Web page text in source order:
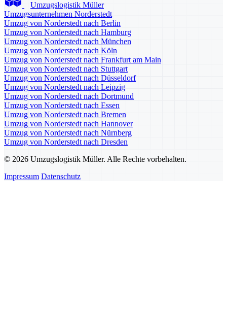
Umzugslogistik Müller
Umzugsunternehmen Norderstedt
Umzug von Norderstedt nach Berlin
Umzug von Norderstedt nach Hamburg
Umzug von Norderstedt nach München
Umzug von Norderstedt nach Köln
Umzug von Norderstedt nach Frankfurt am Main
Umzug von Norderstedt nach Stuttgart
Umzug von Norderstedt nach Düsseldorf
Umzug von Norderstedt nach Leipzig
Umzug von Norderstedt nach Dortmund
Umzug von Norderstedt nach Essen
Umzug von Norderstedt nach Bremen
Umzug von Norderstedt nach Hannover
Umzug von Norderstedt nach Nürnberg
Umzug von Norderstedt nach Dresden
© 2026 Umzugslogistik Müller. Alle Rechte vorbehalten.
Impressum Datenschutz